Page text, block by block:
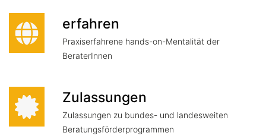
erfahren
Praxiserfahrene hands-on-Mentalität der
BeraterInnen
Zulassungen
Zulassungen zu bundes- und landesweiten
Beratungsförderprogrammen